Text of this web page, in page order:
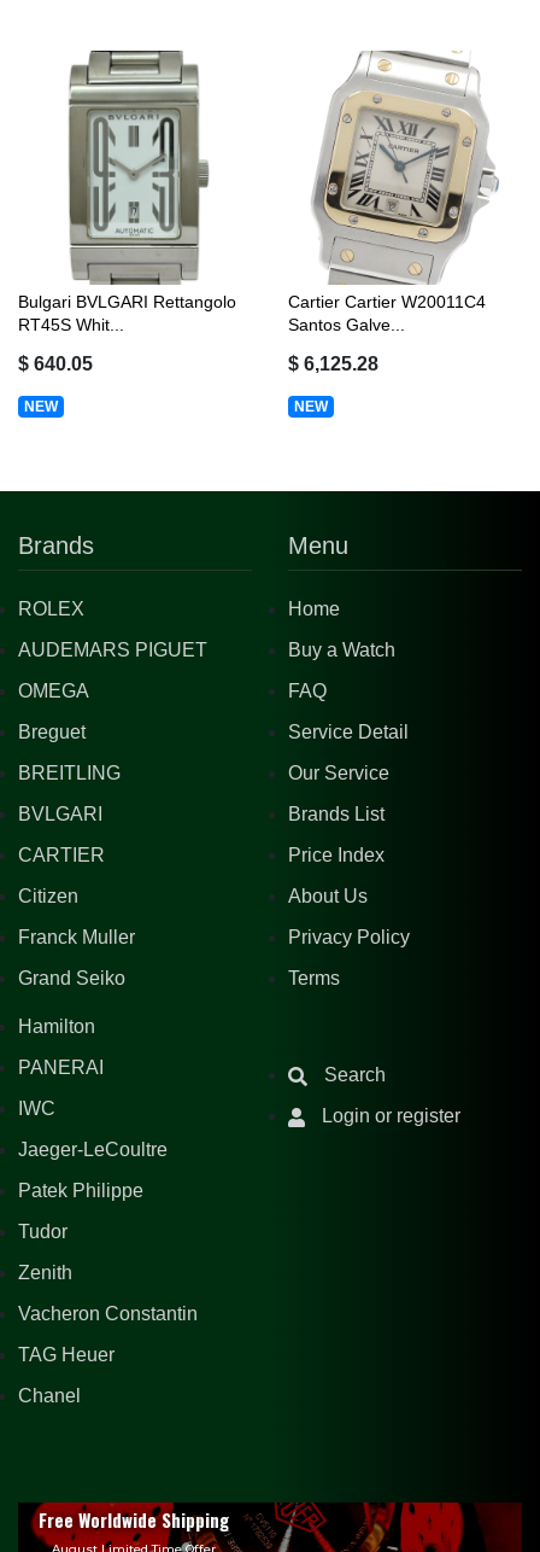
Bulgari BVLGARI Rettangolo
RT45S Whit...
$ 640.05
NEW
Cartier Cartier W20011C4
Santos Galve...
$ 6,125.28
NEW
Brands
ROLEX
AUDEMARS PIGUET
OMEGA
Breguet
BREITLING
BVLGARI
CARTIER
Citizen
Franck Muller
Grand Seiko
Hamilton
PANERAI
IWC
Jaeger-LeCoultre
Patek Philippe
Tudor
Zenith
Vacheron Constantin
TAG Heuer
Chanel
Menu
Home
Buy a Watch
FAQ
Service Detail
Our Service
Brands List
Price Index
About Us
Privacy Policy
Terms
Search
Login or register
Free Worldwide Shipping